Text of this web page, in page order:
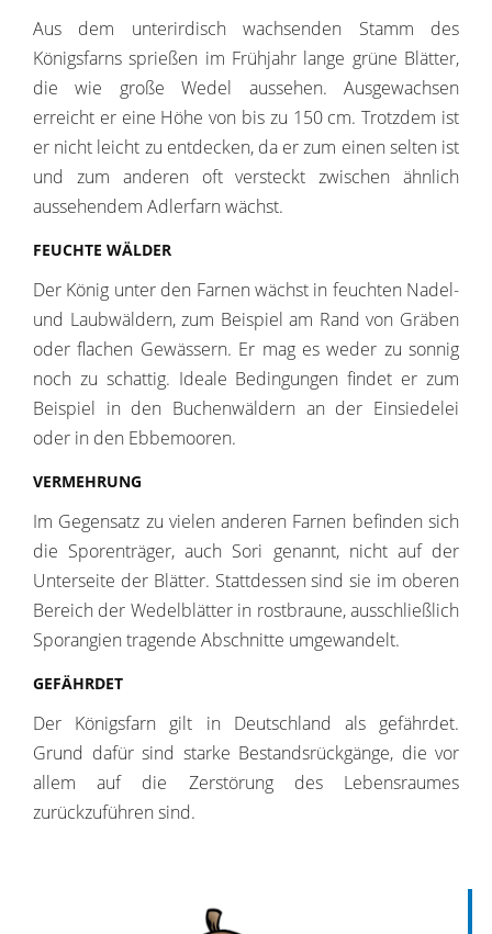
Aus dem unterirdisch wachsenden Stamm des
Königsfarns sprießen im Frühjahr lange grüne Blätter,
die wie große Wedel aussehen. Ausgewachsen
erreicht er eine Höhe von bis zu 150 cm. Trotzdem ist
er nicht leicht zu entdecken, da er zum einen selten ist
und zum anderen oft versteckt zwischen ähnlich
aussehendem Adlerfarn wächst.
FEUCHTE WÄLDER
Der König unter den Farnen wächst in feuchten Nadel-
und Laubwäldern, zum Beispiel am Rand von Gräben
oder flachen Gewässern. Er mag es weder zu sonnig
noch zu schattig. Ideale Bedingungen findet er zum
Beispiel in den Buchenwäldern an der Einsiedelei
oder in den Ebbemooren.
VERMEHRUNG
Im Gegensatz zu vielen anderen Farnen befinden sich
die Sporenträger, auch Sori genannt, nicht auf der
Unterseite der Blätter. Stattdessen sind sie im oberen
Bereich der Wedelblätter in rostbraune, ausschließlich
Sporangien tragende Abschnitte umgewandelt.
GEFÄHRDET
Der Königsfarn gilt in Deutschland als gefährdet.
Grund dafür sind starke Bestandsrückgänge, die vor
allem auf die Zerstörung des Lebensraumes
zurückzuführen sind.